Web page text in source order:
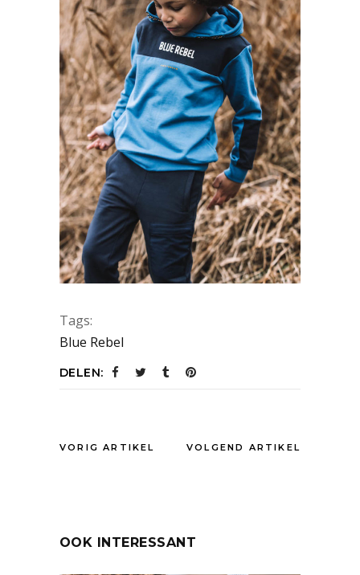
Tags:
Blue Rebel
DELEN:
VORIG ARTIKEL VOLGEND ARTIKEL
OOK INTERESSANT